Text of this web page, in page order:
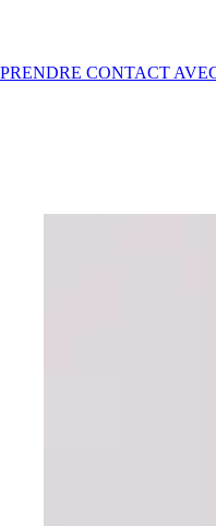
PRENDRE CONTACT